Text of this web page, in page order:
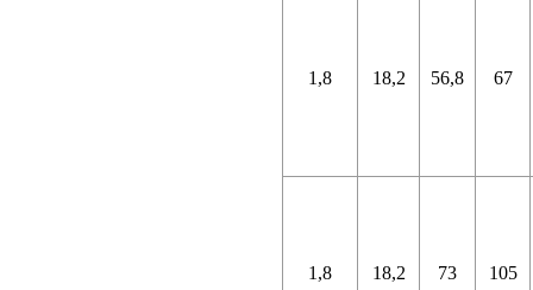
1,8 18,2 56,8 67
1,8 18,2 73 105